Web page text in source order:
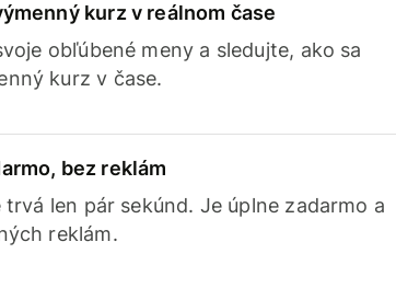
kurz v reálnom čase
obľúbené meny a sledujte, ako sa
kurz v čase.
bez reklám
trvá len pár sekúnd. Je úplne zadarmo a
reklám.